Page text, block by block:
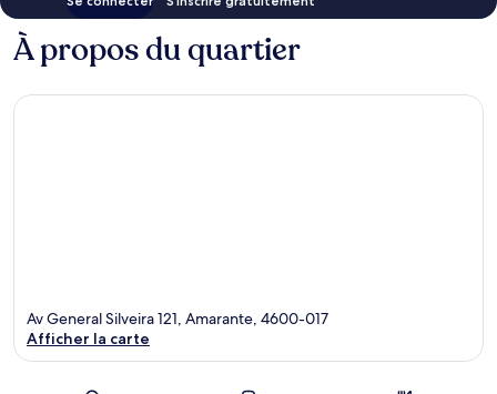
À propos du quartier
Av General Silveira 121, Amarante, 4600-017
Afficher la carte